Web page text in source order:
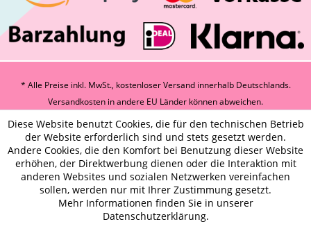
* Alle Preise inkl. MwSt., kostenloser Versand innerhalb Deutschlands.
Versandkosten in andere EU Länder können abweichen.
Diese Website benutzt Cookies, die für den technischen Betrieb
der Website erforderlich sind und stets gesetzt werden.
Andere Cookies, die den Komfort bei Benutzung dieser Website
erhöhen, der Direktwerbung dienen oder die Interaktion mit
anderen Websites und sozialen Netzwerken vereinfachen
sollen, werden nur mit Ihrer Zustimmung gesetzt.
Mehr Informationen finden Sie in unserer
Datenschutzerklärung.